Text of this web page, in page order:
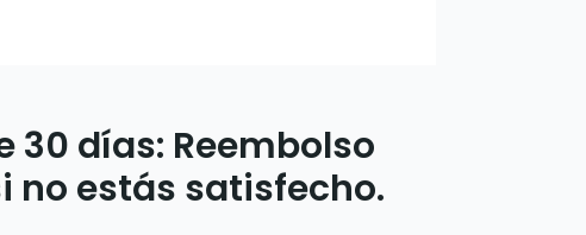
30 días: Reembolso
no estás satisfecho.